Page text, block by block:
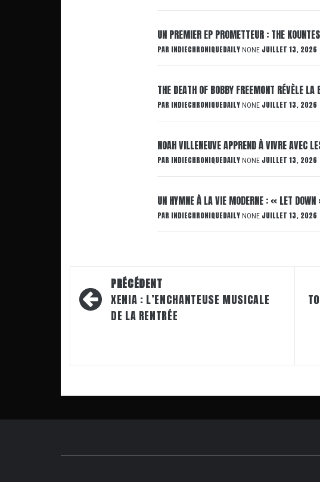
UN PREMIER EP PROMETTEUR : THE
PAR INDIECHRONIQUEDAILY NONE JUILLET 13, 2026
THE DEATH OF BOBBY FREEMONT RÉVÈLE
PAR INDIECHRONIQUEDAILY NONE JUILLET 13, 2026
NOAH VILLENEUVE APPREND À VIVRE AVEC
PAR INDIECHRONIQUEDAILY NONE JUILLET 13, 2026
UN HYMNE À LA VIE MODERNE : « LET DOWN
PAR INDIECHRONIQUEDAILY NONE JUILLET 13, 2026
Navigation
d’article
PRÉCÉDENT
XENIA : L’ENCHANTEUSE MUSICALE
DE LA RENTRÉE